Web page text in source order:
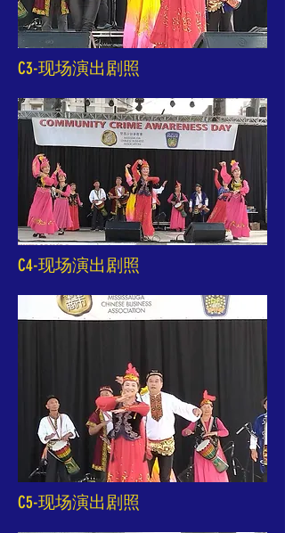
C3-现场演出剧照
C4-现场演出剧照
C5-现场演出剧照